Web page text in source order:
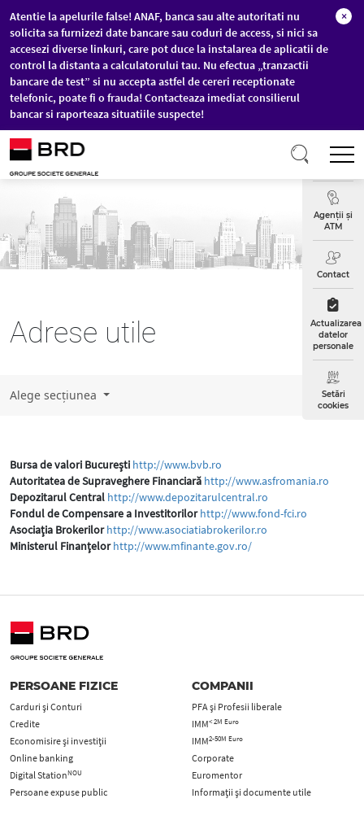
Sari la conținutul principal
Atentie la apelurile false! ANAF, banca sau alte autoritati nu
solicita sa furnizezi date bancare sau coduri de access, si nici sa
accesezi diverse linkuri, care pot duce la instalarea de aplicatii de
control la distanta a calculatorului tau. Nu efectua „tranzactii
bancare de test” si nu accepta astfel de cereri receptionate
telefonic, poate fi o frauda! Contacteaza imediat consilierul
bancar si raporteaza situatiile suspecte!
×
Curs
Agenții și
ATM
Contact
Actualizarea
datelor
personale
Setări
cookies
Adrese utile
Alege secțiunea
Bursa de valori Bucureşti http://www.bvb.ro
Autoritatea de Supraveghere Financiară http://www.asfromania.ro
Depozitarul Central http://www.depozitarulcentral.ro
Fondul de Compensare a Investitorilor http://www.fond-fci.ro
Asociaţia Brokerilor http://www.asociatiabrokerilor.ro
Ministerul Finanţelor http://www.mfinante.gov.ro/
PERSOANE FIZICE
Carduri şi Conturi
Credite
Economisire și investiții
Online banking
Digital StationNOU
Persoane expuse public
COMPANII
PFA şi Profesii liberale
IMM< 2M Euro
IMM2-50M Euro
Corporate
Euromentor
Informații și documente utile